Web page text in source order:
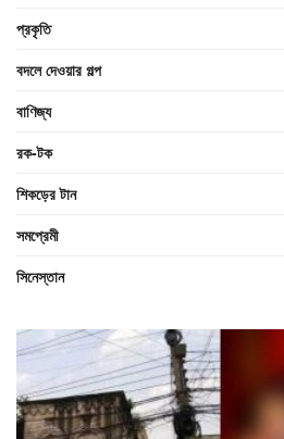
প্রকৃতি
বদলে দেওয়ার গল্প
বাণিজ্য
রক-টক
শিকড়ের টান
সমপ্রেমী
সিনেস্তান